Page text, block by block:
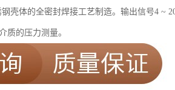
壳体的全密封焊接工艺制造。输出信号4 ~
质的压力测量。